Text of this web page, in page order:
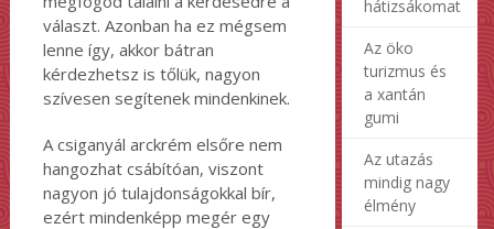
választ. Azonban ha ez mégsem
lenne így, akkor bátran
kérdezhetsz is tőlük, nagyon
szívesen segítenek mindenkinek.
A csiganyál arckrém elsőre nem
hangozhat csábítóan, viszont
nagyon jó tulajdonságokkal bír,
ezért mindenképp megér egy
hátizsákomat
Az öko
turizmus és
a xantán
gumi
Az utazás
mindig nagy
élmény